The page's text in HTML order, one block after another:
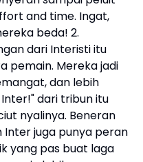
and time. Ingat,
beda! 2.
dari Interisti itu
pemain. Mereka jadi
dan lebih
dari tribun itu
nyalinya. Beneran
Inter juga punya peran
yang pas buat laga